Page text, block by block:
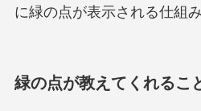
に緑の点が表示される仕組み
緑の点が教えてくれるこ